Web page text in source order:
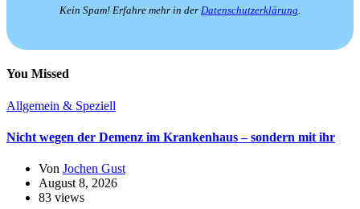
Kein Spam! Erfahre mehr in der Datenschutzerklärung.
You Missed
Allgemein & Speziell
Nicht wegen der Demenz im Krankenhaus – sondern mit ihr
Von Jochen Gust
August 8, 2026
83 views